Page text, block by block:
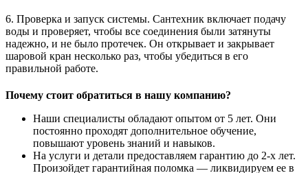
6. Проверка и запуск системы. Сантехник включает подачу
воды и проверяет, чтобы все соединения были затянуты
надежно, и не было протечек. Он открывает и закрывает
шаровой кран несколько раз, чтобы убедиться в его
правильной работе.
Почему стоит обратиться в нашу компанию?
Наши специалисты обладают опытом от 5 лет. Они
постоянно проходят дополнительное обучение,
повышают уровень знаний и навыков.
На услуги и детали предоставляем гарантию до 2-х лет.
Произойдет гарантийная поломка ― ликвидируем ее в